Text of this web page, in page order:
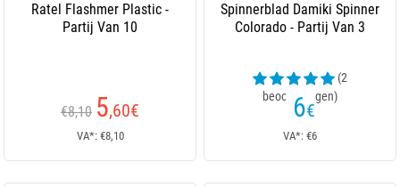
Ratel Flashmer Plastic -
Partij Van 10
€8,10 5,60€
VA*: €8,10
Spinnerblad Damiki Spinner
Colorado - Partij Van 3
(2
beoordelingen)
6€
VA*: €6